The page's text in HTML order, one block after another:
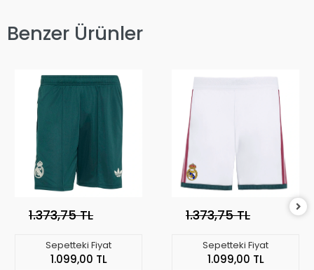
Benzer Ürünler
1.373,75 TL
Sepetteki Fiyat
1.099,00 TL
1.373,75 TL
Sepetteki Fiyat
1.099,00 TL